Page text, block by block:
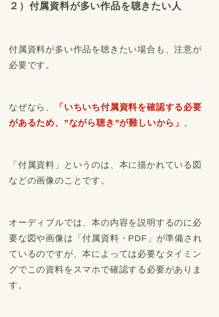
２）付属資料が多い作品を聴きたい人
付属資料が多い作品を聴きたい場合も、注意が
必要です。
なぜなら、
「いちいち付属資料を確認する必要
があるため、”ながら聴き”が難しいから」 。
「付属資料」というのは、本に描かれている図
などの画像のことです。
オーディブルでは、本の内容を説明するのに必
要な図や画像は「付属資料・PDF」が準備され
ているのですが、本によっては必要なタイミン
グでこの資料をスマホで確認する必要がありま
す。